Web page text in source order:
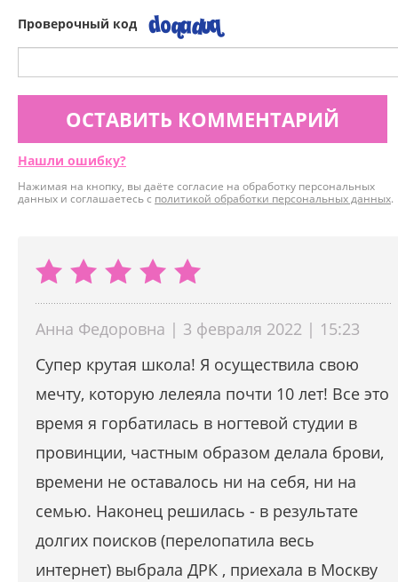
Проверочный код
ОСТАВИТЬ КОММЕНТАРИЙ
Нашли ошибку?
Нажимая на кнопку, вы даёте согласие на обработку персональных
данных и соглашаетесь с политикой обработки персональных данных.
Анна Федоровна | 3 февраля 2022 | 15:23
Супер крутая школа! Я осуществила свою
мечту, которую лелеяла почти 10 лет! Все это
время я горбатилась в ногтевой студии в
провинции, частным образом делала брови,
времени не оставалось ни на себя, ни на
семью. Наконец решилась - в результате
долгих поисков (перелопатила весь
интернет) выбрала ДРК , приехала в Москву